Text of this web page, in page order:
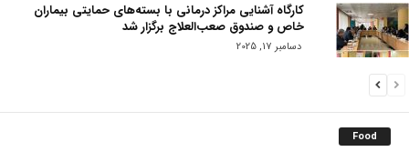
کارگاه آشنایی مراکز درمانی با بسته‌های حمایتی بیماران
خاص و صندوق صعب‌العلاج برگزار شد
دسامبر 17, 2025
Food